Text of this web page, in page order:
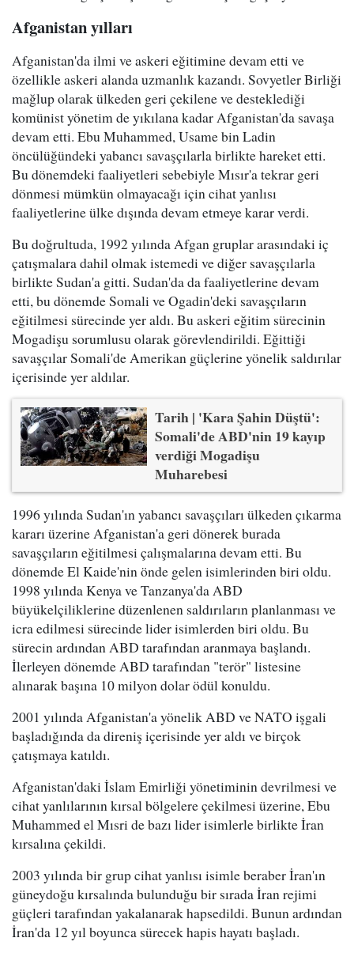
Afganistan yılları
Afganistan'da ilmi ve askeri eğitimine devam etti ve
özellikle askeri alanda uzmanlık kazandı. Sovyetler Birliği
mağlup olarak ülkeden geri çekilene ve desteklediği
komünist yönetim de yıkılana kadar Afganistan'da savaşa
devam etti. Ebu Muhammed, Usame bin Ladin
öncülüğündeki yabancı savaşçılarla birlikte hareket etti.
Bu dönemdeki faaliyetleri sebebiyle Mısır'a tekrar geri
dönmesi mümkün olmayacağı için cihat yanlısı
faaliyetlerine ülke dışında devam etmeye karar verdi.
Bu doğrultuda, 1992 yılında Afgan gruplar arasındaki iç
çatışmalara dahil olmak istemedi ve diğer savaşçılarla
birlikte Sudan'a gitti. Sudan'da da faaliyetlerine devam
etti, bu dönemde Somali ve Ogadin'deki savaşçıların
eğitilmesi sürecinde yer aldı. Bu askeri eğitim sürecinin
Mogadişu sorumlusu olarak görevlendirildi. Eğittiği
savaşçılar Somali'de Amerikan güçlerine yönelik saldırılar
içerisinde yer aldılar.
Tarih | 'Kara Şahin Düştü':
Somali'de ABD'nin 19 kayıp
verdiği Mogadişu
Muharebesi
1996 yılında Sudan'ın yabancı savaşçıları ülkeden çıkarma
kararı üzerine Afganistan'a geri dönerek burada
savaşçıların eğitilmesi çalışmalarına devam etti. Bu
dönemde El Kaide'nin önde gelen isimlerinden biri oldu.
1998 yılında Kenya ve Tanzanya'da ABD
büyükelçiliklerine düzenlenen saldırıların planlanması ve
icra edilmesi sürecinde lider isimlerden biri oldu. Bu
sürecin ardından ABD tarafından aranmaya başlandı.
İlerleyen dönemde ABD tarafından "terör" listesine
alınarak başına 10 milyon dolar ödül konuldu.
2001 yılında Afganistan'a yönelik ABD ve NATO işgali
başladığında da direniş içerisinde yer aldı ve birçok
çatışmaya katıldı.
Afganistan'daki İslam Emirliği yönetiminin devrilmesi ve
cihat yanlılarının kırsal bölgelere çekilmesi üzerine, Ebu
Muhammed el Mısri de bazı lider isimlerle birlikte İran
kırsalına çekildi.
2003 yılında bir grup cihat yanlısı isimle beraber İran'ın
güneydoğu kırsalında bulunduğu bir sırada İran rejimi
güçleri tarafından yakalanarak hapsedildi. Bunun ardından
İran'da 12 yıl boyunca sürecek hapis hayatı başladı.